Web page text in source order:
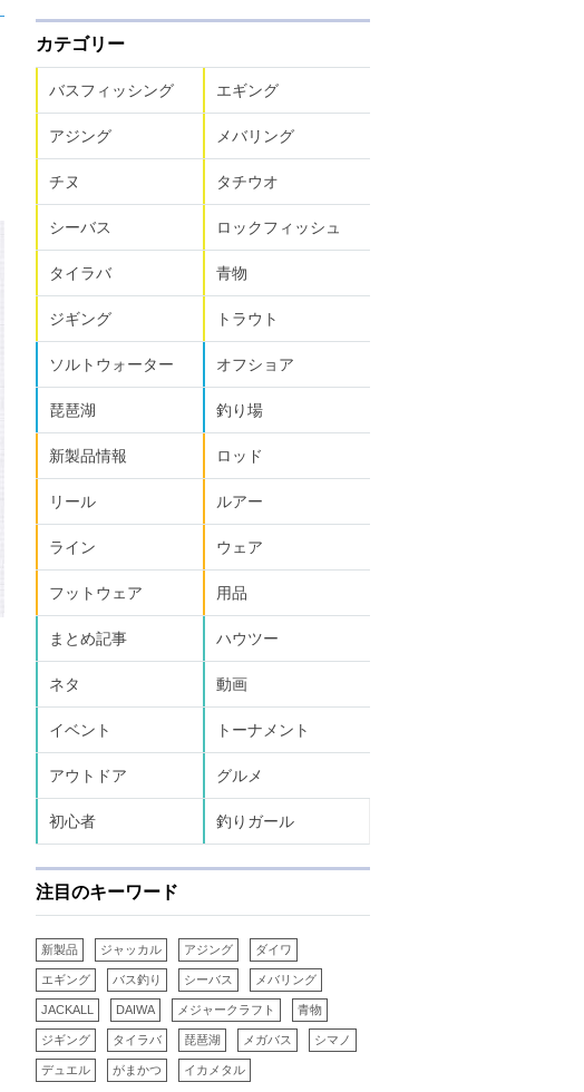
カテゴリー
バスフィッシング エギング
アジング メバリング
チヌ タチウオ
シーバス ロックフィッシュ
タイラバ 青物
ジギング トラウト
ソルトウォーター オフショア
琵琶湖 釣り場
新製品情報 ロッド
リール ルアー
ライン ウェア
フットウェア 用品
まとめ記事 ハウツー
ネタ 動画
イベント トーナメント
アウトドア グルメ
初心者 釣りガール
注目のキーワード
新製品 ジャッカル アジング ダイワ
エギング バス釣り シーバス メバリング
JACKALL DAIWA メジャークラフト 青物
ジギング タイラバ 琵琶湖 メガバス シマノ
デュエル がまかつ イカメタル